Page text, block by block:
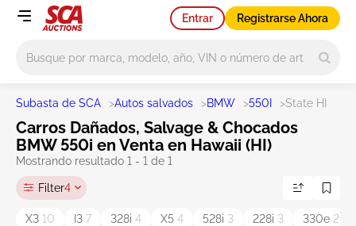
Entrar Registrarse Ahora
Subasta de SCA >Autos salvados >BMW >550I >State HI
Carros Dañados, Salvage & Chocados
BMW 550i en Venta en Hawaii (HI)
Mostrando resultado 1 - 1 de 1
Filter4
X3 10 I3 7 328i 4 X5 4 528i 3 228i 3 330e 2